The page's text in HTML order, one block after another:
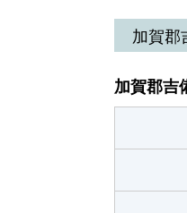
加賀郡
加賀郡吉